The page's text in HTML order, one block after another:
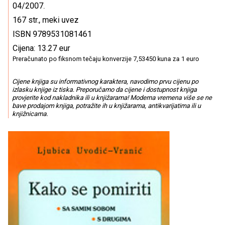
04/2007.
167 str., meki uvez
ISBN 9789531081461
Cijena: 13.27 eur
Preračunato po fiksnom tečaju konverzije 7,53450 kuna za 1 euro
Cijene knjiga su informativnog karaktera, navodimo prvu cijenu po
izlasku knjige iz tiska. Preporučamo da cijene i dostupnost knjiga
provjerite kod nakladnika ili u knjižarama! Moderna vremena više se ne
bave prodajom knjiga, potražite ih u knjižarama, antikvarijatima ili u
knjižnicama.